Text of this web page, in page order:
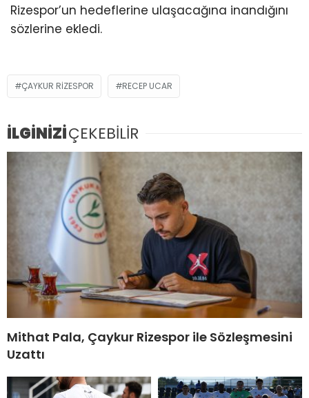
Rizespor’un hedeflerine ulaşacağına inandığını
sözlerine ekledi.
ÇAYKUR RIZESPOR RECEP UCAR
İLGİNİZİÇEKEBİLİR
Mithat Pala, Çaykur Rizespor ile Sözleşmesini
Uzattı